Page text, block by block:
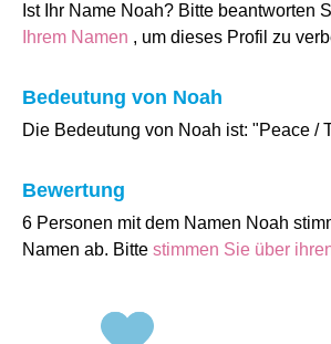
Ist Ihr Name Noah? Bitte beantworten
Ihrem Namen , um dieses Profil zu
Bedeutung von Noah
Die Bedeutung von Noah ist: "Peace /
Bewertung
6 Personen mit dem Namen Noah
Namen ab. Bitte stimmen Sie über